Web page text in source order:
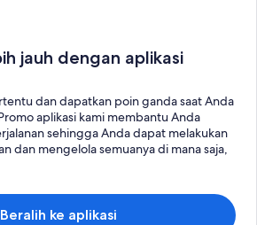
jauh dengan aplikasi
dan dapatkan poin ganda saat Anda
aplikasi kami membantu Anda
sehingga Anda dapat melakukan
dan mengelola semuanya di mana saja,
Beralih ke aplikasi